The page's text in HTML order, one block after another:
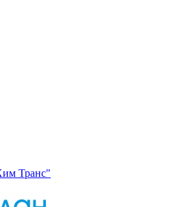
Транс"